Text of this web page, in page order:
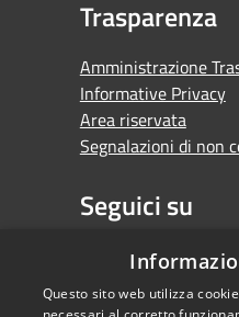
Trasparenza
Amministrazione
Informative Privacy
Area riservata
Segnalazioni di non
Seguici su
FacebookYoutube
Questo sito web utilizza